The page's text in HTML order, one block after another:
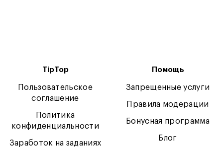
TipTop
Пользовательское
соглашение
Политика
конфиденциальности
Заработок на заданиях
Помощь
Запрещенные услуги
Правила модерации
Бонусная программа
Блог